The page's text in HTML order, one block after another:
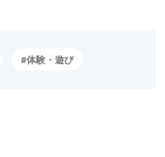
体験・遊び